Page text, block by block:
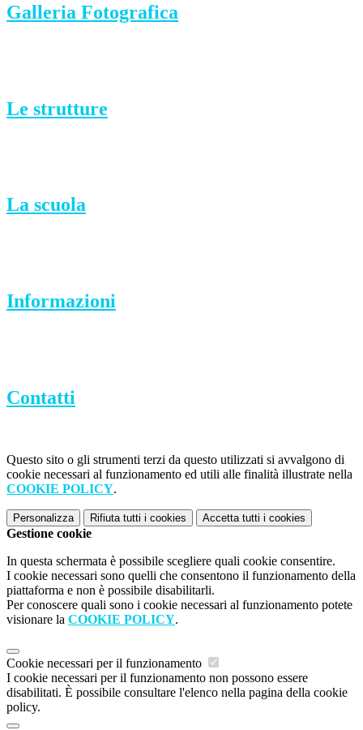
Galleria Fotografica
Le strutture
La scuola
Informazioni
Contatti
Questo sito o gli strumenti terzi da questo utilizzati si avvalgono di
cookie necessari al funzionamento ed utili alle finalità illustrate nella
COOKIE POLICY.
Personalizza Rifiuta tutti i cookies Accetta tutti i cookies
Gestione cookie
In questa schermata è possibile scegliere quali cookie consentire.
I cookie necessari sono quelli che consentono il funzionamento della
piattaforma e non è possibile disabilitarli.
Per conoscere quali sono i cookie necessari al funzionamento potete
visionare la COOKIE POLICY.
Cookie necessari per il funzionamento
I cookie necessari per il funzionamento non possono essere
disabilitati. È possibile consultare l'elenco nella pagina della cookie
policy.